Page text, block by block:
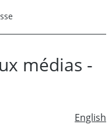
médias -
English